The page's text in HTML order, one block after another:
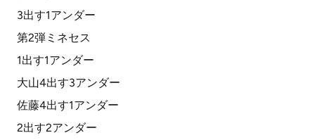
3出す1アンダー
第2弾ミネセス
1出す1アンダー
大山4出す3アンダー
佐藤4出す1アンダー
2出す2アンダー